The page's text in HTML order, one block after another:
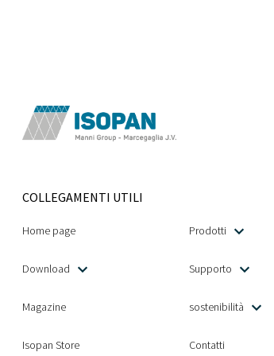
COLLEGAMENTI UTILI
Home page Prodotti
Download Supporto
Magazine sostenibilità
Isopan Store Contatti